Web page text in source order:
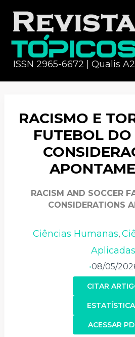
ISSN 2965-6672 | Qualis A2
RACISMO E
FUTEBOL
RACISM AND SOCCER
CONSIDERATIONS
Ciências Humanas,
Aplicadas
•08/05/
CITAR
ACESSAR